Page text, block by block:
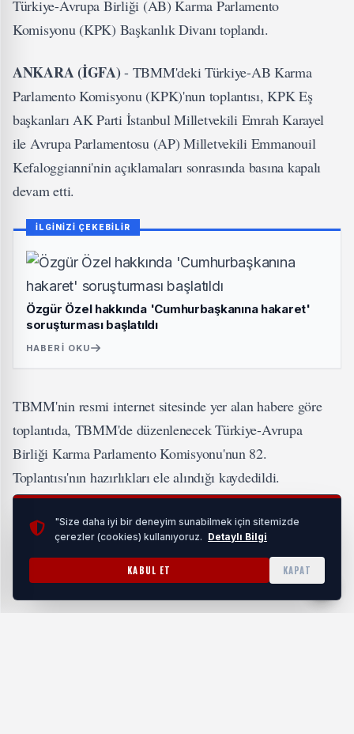
Türkiye-Avrupa Birliği (AB) Karma Parlamento
Komisyonu (KPK) Başkanlık Divanı toplandı.
ANKARA (İGFA)- TBMM'deki Türkiye-AB Karma
Parlamento Komisyonu (KPK)'nun toplantısı, KPK Eş
başkanları AK Parti İstanbul Milletvekili Emrah Karayel
ile Avrupa Parlamentosu (AP) Milletvekili Emmanouil
Kefaloggianni'nin açıklamaları sonrasında basına kapalı
devam etti.
İLGİNİZİ ÇEKEBİLİR
Özgür Özel hakkında 'Cumhurbaşkanına hakaret'
soruşturması başlatıldı
HABERI OKU
TBMM'nin resmi internet sitesinde yer alan habere göre
toplantıda, TBMM'de düzenlenecek Türkiye-Avrupa
Birliği Karma Parlamento Komisyonu'nun 82.
Toplantısı'nın hazırlıkları ele alındığı kaydedildi.
Başkanlık Divanı üyeleri, toplantı sonrasında FETÖ'nün 15
Temmuz 2016'daki darbe girişimi sırasında bombalanan
yerleri inceleyerek çelenk sundu.
"Size daha iyi bir deneyim sunabilmek için sitemizde
çerezler (cookies) kullanıyoruz. Detaylı Bilgi
KABUL ET KAPAT